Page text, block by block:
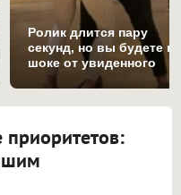
Ролик длится пару
секунд, но вы будете в
шоке от увиденного